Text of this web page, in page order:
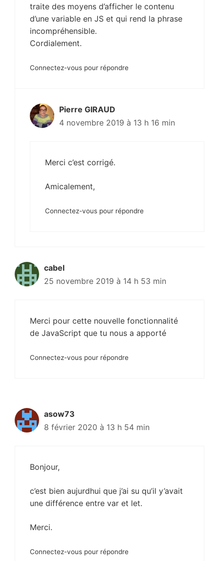
traite des moyens d’afficher le contenu
d’une variable en JS et qui rend la phrase
incompréhensible.
Cordialement.
Connectez-vous pour répondre
Pierre GIRAUD
4 novembre 2019 à 13 h 16 min
Merci c’est corrigé.
Amicalement,
Connectez-vous pour répondre
cabel
25 novembre 2019 à 14 h 53 min
Merci pour cette nouvelle fonctionnalité
de JavaScript que tu nous a apporté
Connectez-vous pour répondre
asow73
8 février 2020 à 13 h 54 min
Bonjour,
c’est bien aujurdhui que j’ai su qu’il y’avait
une différence entre var et let.
Merci.
Connectez-vous pour répondre